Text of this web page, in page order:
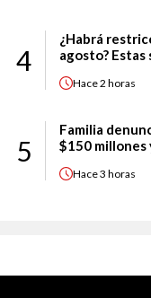
4
¿Habrá
agosto? Estas
Hace2 horas
5
Familia
$150 millones
Hace3 horas